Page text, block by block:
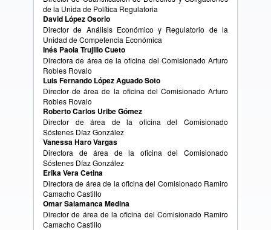
de la Unida de Política Regulatoria
David López Osorio
Director de Análisis Económico y Regulatorio de la
Unidad de Competencia Económica
Inés Paola Trujillo Cueto
Directora de área de la oficina del Comisionado Arturo
Robles Rovalo
Luis Fernando López Aguado Soto
Director de área de la oficina del Comisionado Arturo
Robles Rovalo
Roberto Carlos Uribe Gómez
Director de área de la oficina del Comisionado
Sóstenes Díaz González
Vanessa Haro Vargas
Directora de área de la oficina del Comisionado
Sóstenes Díaz González
Erika Vera Cetina
Directora de área de la oficina del Comisionado Ramiro
Camacho Castillo
Omar Salamanca Medina
Director de área de la oficina del Comisionado Ramiro
Camacho Castillo